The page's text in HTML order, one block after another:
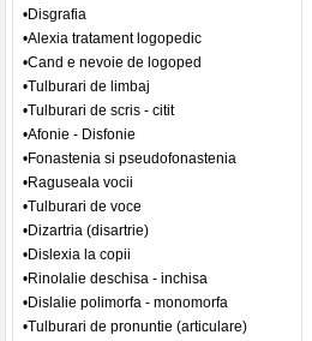
•Disgrafia
•Alexia tratament logopedic
•Cand e nevoie de logoped
•Tulburari de limbaj
•Tulburari de scris - citit
•Afonie - Disfonie
•Fonastenia si pseudofonastenia
•Raguseala vocii
•Tulburari de voce
•Dizartria (disartrie)
•Dislexia la copii
•Rinolalie deschisa - inchisa
•Dislalie polimorfa - monomorfa
•Tulburari de pronuntie (articulare)